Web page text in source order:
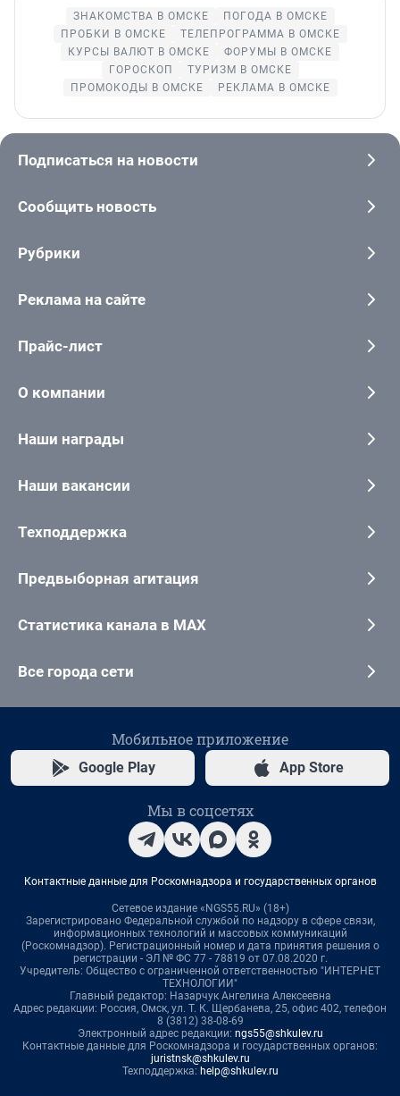
ЗНАКОМСТВА В ОМСКЕ
ПОГОДА В ОМСКЕ
ПРОБКИ В ОМСКЕ
ТЕЛЕПРОГРАММА В ОМСКЕ
КУРСЫ ВАЛЮТ В ОМСКЕ
ФОРУМЫ В ОМСКЕ
ГОРОСКОП
ТУРИЗМ В ОМСКЕ
ПРОМОКОДЫ В ОМСКЕ
РЕКЛАМА В ОМСКЕ
Подписаться на новости
Сообщить новость
Рубрики
Реклама на сайте
Прайс-лист
О компании
Наши награды
Наши вакансии
Техподдержка
Предвыборная агитация
Статистика канала в MAX
Все города сети
Мобильное приложение
Google Play App Store
Мы в соцсетях
Контактные данные для Роскомнадзора и государственных органов
Сетевое издание «NGS55.RU» (18+)
Зарегистрировано Федеральной службой по надзору в сфере связи,
информационных технологий и массовых коммуникаций
(Роскомнадзор). Регистрационный номер и дата принятия решения о
регистрации - ЭЛ № ФС 77 - 78819 от 07.08.2020 г.
Учредитель: Общество с ограниченной ответственностью "ИНТЕРНЕТ
ТЕХНОЛОГИИ"
Главный редактор: Назарчук Ангелина Алексеевна
Адрес редакции: Россия, Омск, ул. Т. К. Щербанева, 25, офис 402, телефон
8 (3812) 38-08-69
Электронный адрес редакции: ngs55@shkulev.ru
Контактные данные для Роскомнадзора и государственных органов:
juristnsk@shkulev.ru
Техподдержка: help@shkulev.ru